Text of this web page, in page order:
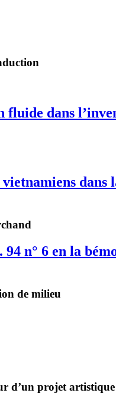
dans
dans
n° 6 en la
de milieu
d’un projet artistique